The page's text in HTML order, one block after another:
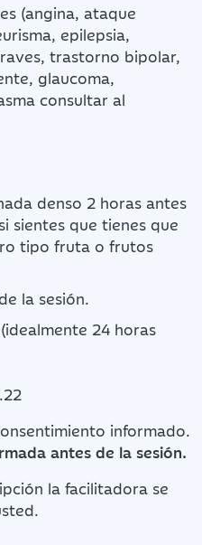
(angina, ataque
epilepsia,
trastorno bipolar,
glaucoma,
consultar al
denso 2 horas antes
sientes que tienes que
tipo fruta o frutos
la sesión.
24 horas
informado.
antes de la sesión.
la facilitadora se